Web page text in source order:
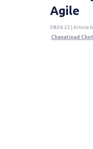
Agile
08.06.22 | Article
Chanatinad